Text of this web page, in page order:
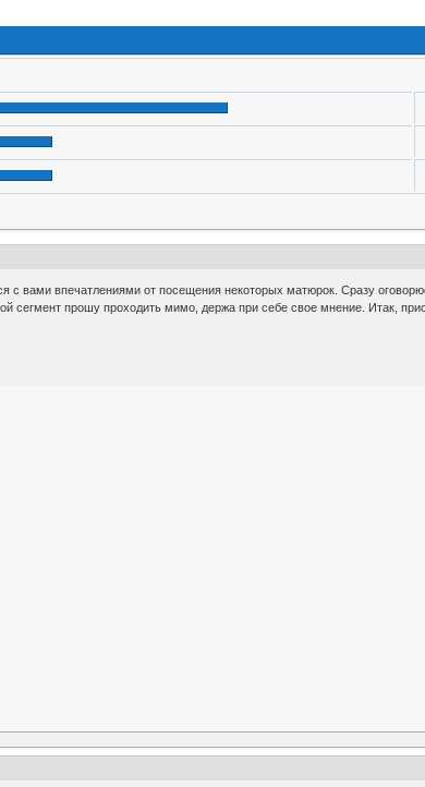
с вами впечатлениями от посещения некоторых матюрок. Сразу
сегмент прошу проходить мимо, держа при себе свое мнение. Итак,